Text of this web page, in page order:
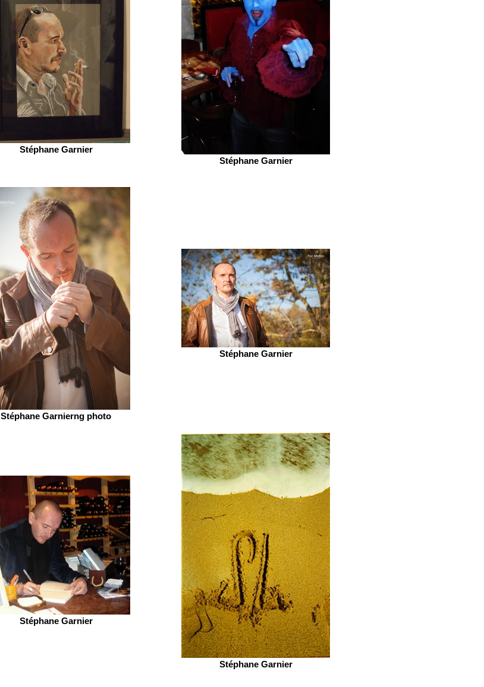
Stéphane Garnier
Stéphane Garnier
Stéphane Garnierng photo
Stéphane Garnier
Stéphane Garnier
Stéphane Garnier